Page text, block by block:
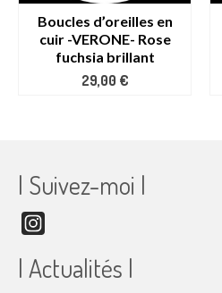
Boucles d’oreilles en
cuir -VERONE- Rose
fuchsia brillant
29,00 €
| Suivez-moi |
| Actualités |